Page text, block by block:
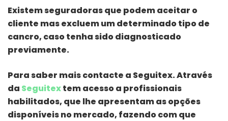
Existem seguradoras que podem aceitar o
cliente mas excluem um determinado tipo de
cancro, caso tenha sido diagnosticado
previamente.
Para saber mais contacte a Seguitex. Através
da Seguitextem acesso a profissionais
habilitados, que lhe apresentam as opções
disponíveis no mercado, fazendo com que